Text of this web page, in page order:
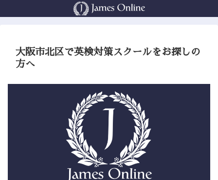
大阪市北区で英検対策スクールをお探しの
方へ